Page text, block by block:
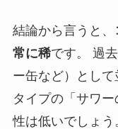
結論から言うと、
常に稀です。 過
ー缶など）とし
タイプの「サワ
性は低いでしょ